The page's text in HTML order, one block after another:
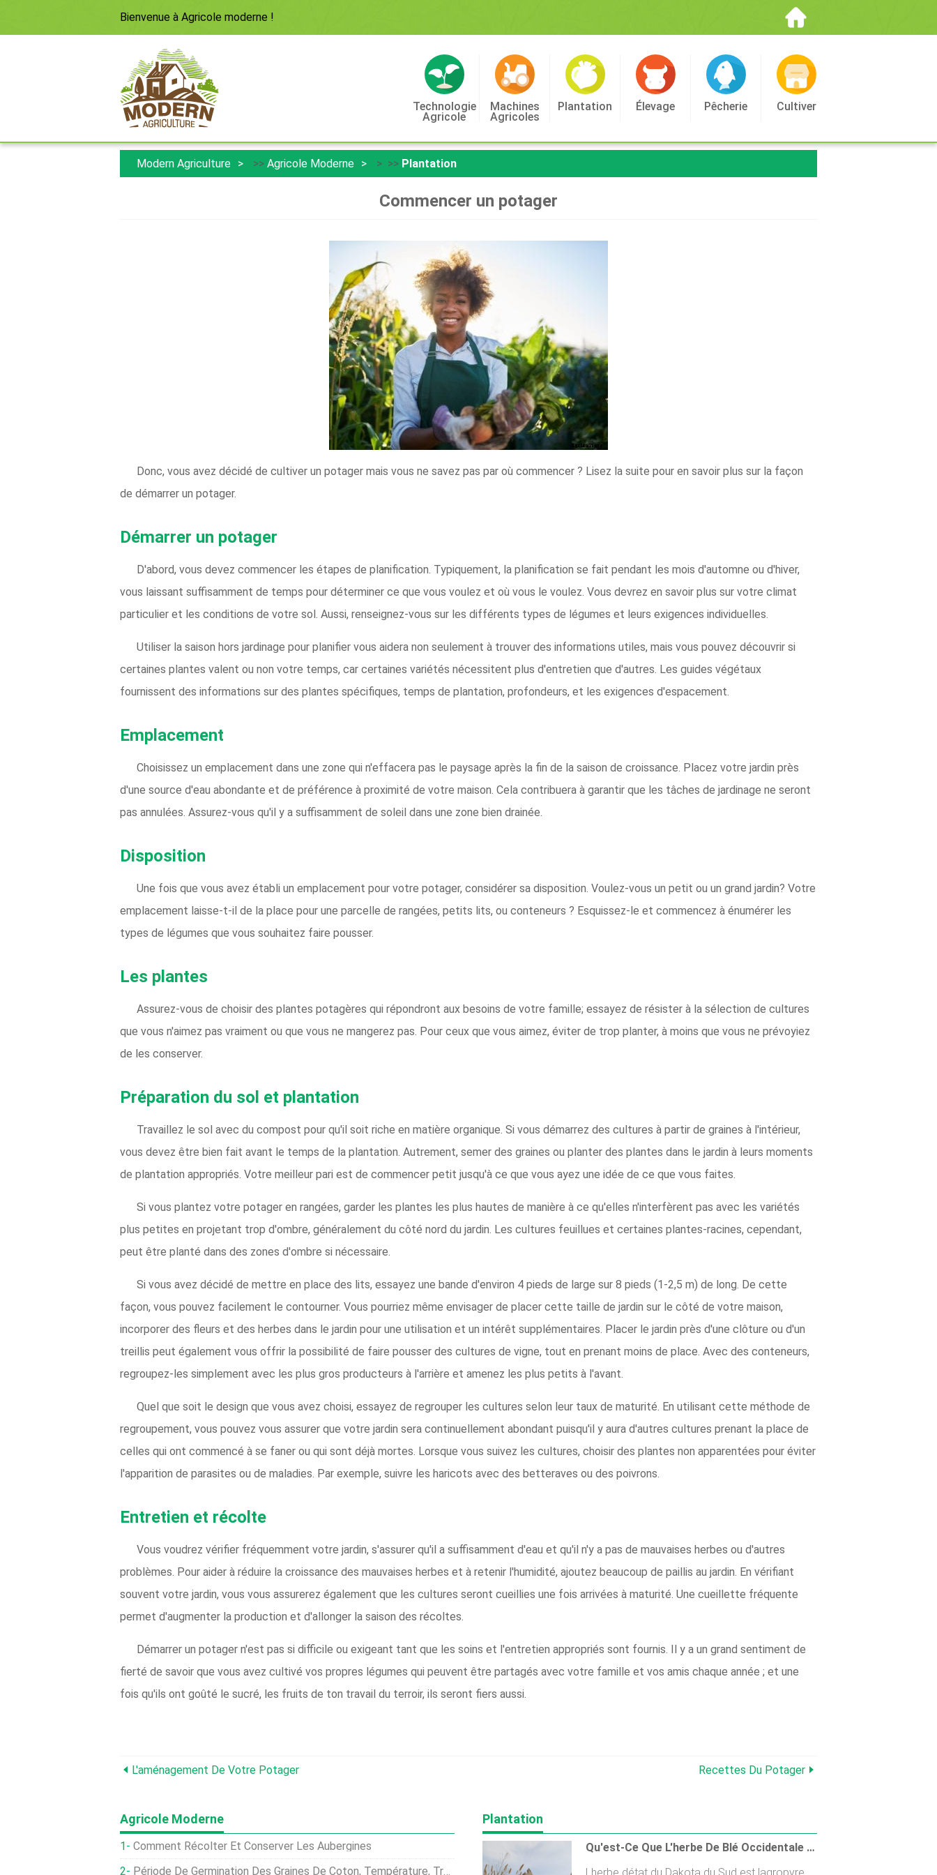
Bienvenue à Agricole moderne !
Technologie
Agricole
Machines
Agricoles
Plantation Élevage Pêcherie Cultiver
Modern Agriculture >> Agricole Moderne > >> Plantation
Commencer un potager
Donc, vous avez décidé de cultiver un potager mais vous ne savez pas par où commencer ? Lisez la suite pour en savoir plus sur la façon
de démarrer un potager.
Démarrer un potager
D'abord, vous devez commencer les étapes de planification. Typiquement, la planification se fait pendant les mois d'automne ou d'hiver,
vous laissant suffisamment de temps pour déterminer ce que vous voulez et où vous le voulez. Vous devrez en savoir plus sur votre climat
particulier et les conditions de votre sol. Aussi, renseignez-vous sur les différents types de légumes et leurs exigences individuelles.
Utiliser la saison hors jardinage pour planifier vous aidera non seulement à trouver des informations utiles, mais vous pouvez découvrir si
certaines plantes valent ou non votre temps, car certaines variétés nécessitent plus d'entretien que d'autres. Les guides végétaux
fournissent des informations sur des plantes spécifiques, temps de plantation, profondeurs, et les exigences d'espacement.
Emplacement
Choisissez un emplacement dans une zone qui n'effacera pas le paysage après la fin de la saison de croissance. Placez votre jardin près
d'une source d'eau abondante et de préférence à proximité de votre maison. Cela contribuera à garantir que les tâches de jardinage ne seront
pas annulées. Assurez-vous qu'il y a suffisamment de soleil dans une zone bien drainée.
Disposition
Une fois que vous avez établi un emplacement pour votre potager, considérer sa disposition. Voulez-vous un petit ou un grand jardin? Votre
emplacement laisse-t-il de la place pour une parcelle de rangées, petits lits, ou conteneurs ? Esquissez-le et commencez à énumérer les
types de légumes que vous souhaitez faire pousser.
Les plantes
Assurez-vous de choisir des plantes potagères qui répondront aux besoins de votre famille; essayez de résister à la sélection de cultures
que vous n'aimez pas vraiment ou que vous ne mangerez pas. Pour ceux que vous aimez, éviter de trop planter, à moins que vous ne prévoyiez
de les conserver.
Préparation du sol et plantation
Travaillez le sol avec du compost pour qu'il soit riche en matière organique. Si vous démarrez des cultures à partir de graines à l'intérieur,
vous devez être bien fait avant le temps de la plantation. Autrement, semer des graines ou planter des plantes dans le jardin à leurs moments
de plantation appropriés. Votre meilleur pari est de commencer petit jusqu'à ce que vous ayez une idée de ce que vous faites.
Si vous plantez votre potager en rangées, garder les plantes les plus hautes de manière à ce qu'elles n'interfèrent pas avec les variétés
plus petites en projetant trop d'ombre, généralement du côté nord du jardin. Les cultures feuillues et certaines plantes-racines, cependant,
peut être planté dans des zones d'ombre si nécessaire.
Si vous avez décidé de mettre en place des lits, essayez une bande d'environ 4 pieds de large sur 8 pieds (1-2,5 m) de long. De cette
façon, vous pouvez facilement le contourner. Vous pourriez même envisager de placer cette taille de jardin sur le côté de votre maison,
incorporer des fleurs et des herbes dans le jardin pour une utilisation et un intérêt supplémentaires. Placer le jardin près d'une clôture ou d'un
treillis peut également vous offrir la possibilité de faire pousser des cultures de vigne, tout en prenant moins de place. Avec des conteneurs,
regroupez-les simplement avec les plus gros producteurs à l'arrière et amenez les plus petits à l'avant.
Quel que soit le design que vous avez choisi, essayez de regrouper les cultures selon leur taux de maturité. En utilisant cette méthode de
regroupement, vous pouvez vous assurer que votre jardin sera continuellement abondant puisqu'il y aura d'autres cultures prenant la place de
celles qui ont commencé à se faner ou qui sont déjà mortes. Lorsque vous suivez les cultures, choisir des plantes non apparentées pour éviter
l'apparition de parasites ou de maladies. Par exemple, suivre les haricots avec des betteraves ou des poivrons.
Entretien et récolte
Vous voudrez vérifier fréquemment votre jardin, s'assurer qu'il a suffisamment d'eau et qu'il n'y a pas de mauvaises herbes ou d'autres
problèmes. Pour aider à réduire la croissance des mauvaises herbes et à retenir l'humidité, ajoutez beaucoup de paillis au jardin. En vérifiant
souvent votre jardin, vous vous assurerez également que les cultures seront cueillies une fois arrivées à maturité. Une cueillette fréquente
permet d'augmenter la production et d'allonger la saison des récoltes.
Démarrer un potager n'est pas si difficile ou exigeant tant que les soins et l'entretien appropriés sont fournis. Il y a un grand sentiment de
fierté de savoir que vous avez cultivé vos propres légumes qui peuvent être partagés avec votre famille et vos amis chaque année ; et une
fois qu'ils ont goûté le sucré, les fruits de ton travail du terroir, ils seront fiers aussi.
L'aménagement De Votre Potager Recettes Du Potager
Agricole Moderne
Comment Récolter Et Conserver Les Aubergines
Période De Germination Des Graines De Coton, Température, Traiter
Plantation
Qu'est-Ce Que L'herbe De Blé Occidentale - Comment Faire Pousser De L'herbe De Blé Occidentale